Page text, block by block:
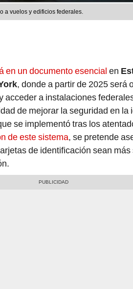
a vuelos y edificios federales.
en un documento esencial en
, donde a partir de 2025 será
acceder a instalaciones
de mejorar la seguridad en la
se implementó tras los
de este sistema, se pretende
de identificación sean